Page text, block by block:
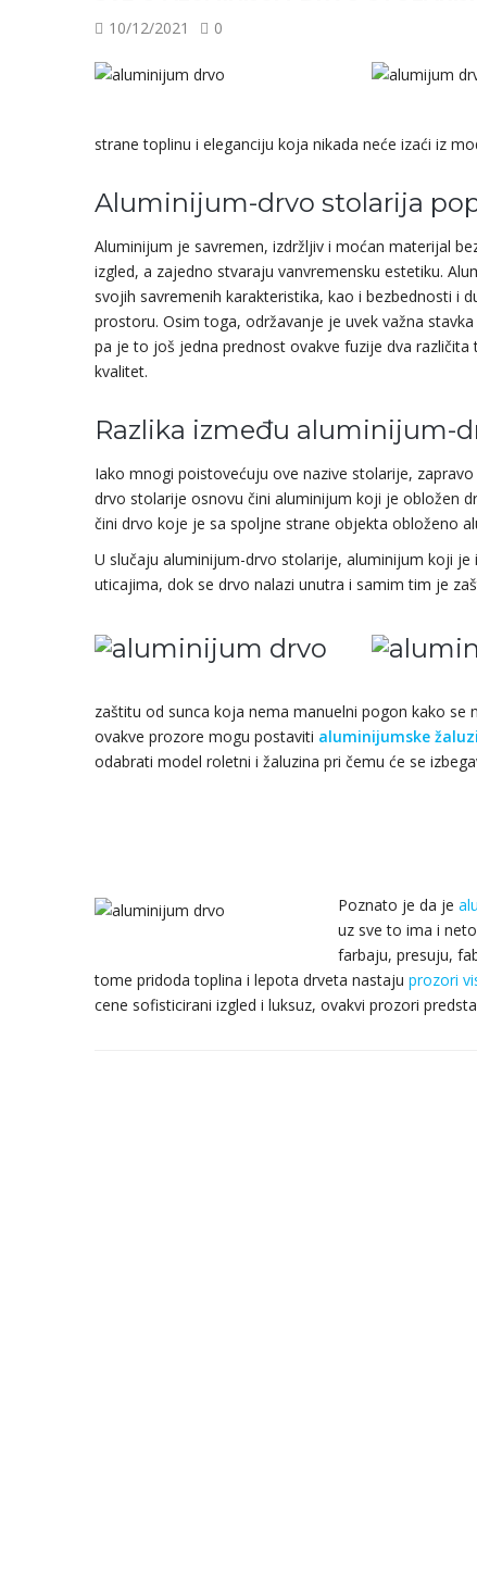
10/12/2021
0
strane toplinu i eleganciju koja nikada neće izaći iz
Aluminijum-drvo stolarija
Aluminijum je savremen, izdržljiv i moćan materijal
izgled, a zajedno stvaraju vanvremensku estetiku.
svojih savremenih karakteristika, kao i bezbednosti i
prostoru. Osim toga, održavanje je uvek važna
pa je to još jedna prednost ovakve fuzije dva
kvalitet.
Razlika između aluminijum-
Iako mnogi poistovećuju ove nazive stolarije,
drvo stolarije osnovu čini aluminijum koji je obložen
čini drvo koje je sa spoljne strane objekta obloženo
U slučaju aluminijum-drvo stolarije, aluminijum koji
uticajima, dok se drvo nalazi unutra i samim tim je
zaštitu od sunca koja nema manuelni pogon kako
ovakve prozore mogu postaviti aluminijumske
odabrati model roletni i žaluzina pri čemu će se
Poznato je da je
uz sve to ima i
farbaju, presuju,
tome pridoda toplina i lepota drveta nastaju prozori
cene sofisticirani izgled i luksuz, ovakvi prozori